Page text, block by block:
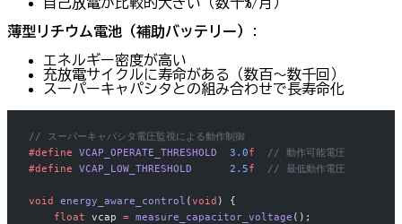
薄型リチウム電池（補助バッテリー）
:
エネルギー密度が高い
充放電サイクルに寿命がある（数百〜数千回）
スーパーキャパシタとの組み合わせで長寿命化
// スーパーキャパシタ電圧監視による動作制御
#define VCAP_OPERATE_THRESHOLD
  3.0
f
  // 動作可能電圧
#define VCAP_LOW_THRESHOLD
      2.5
f
  // 最低動作電圧
void energy_aware_control (void ) {
    float
vcap = measure_capacitor_voltage ();